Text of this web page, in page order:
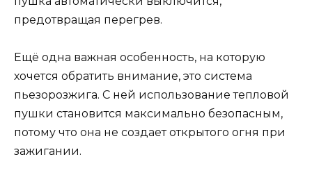
предотвращая перегрев.
Ещё одна важная особенность, на которую
хочется обратить внимание, это система
пьезорозжига. С ней использование тепловой
пушки становится максимально безопасным,
потому что она не создает открытого огня при
зажигании.